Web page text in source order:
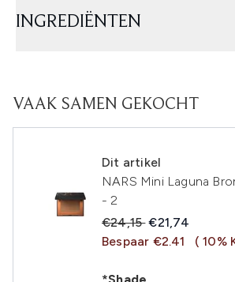
INGREDIËNTEN
VAAK SAMEN GEKOCHT
Dit artikel
NARS Mini Laguna
- 2
Recommended Retail
€24,15Huidige prijs:
€21,74
Bespaar €2.41
( 10%